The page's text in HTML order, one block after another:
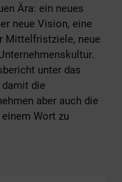
Ära: ein neues
neue Vision, eine
Mittelfristziele, neue
unter das
damit die
aber auch die
Wort zu